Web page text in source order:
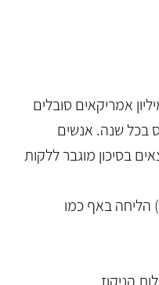
מארה"ב מראים שכ-37 מיליון אמריקאים סובלים
בכל שנה. אנשים
בסיכון מוגבר ללקות
הליחה באף כמו